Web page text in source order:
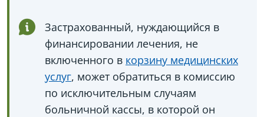
Застрахованный, нуждающийся в
финансировании лечения, не
включенного в корзину медицинских
услуг, может обратиться в комиссию
по исключительным случаям
больничной кассы, в которой он